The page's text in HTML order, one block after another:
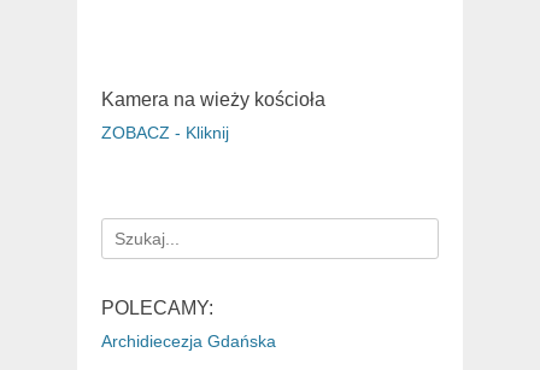
Kamera na wieży kościoła
ZOBACZ - Kliknij
Search
for:
POLECAMY:
Archidiecezja Gdańska